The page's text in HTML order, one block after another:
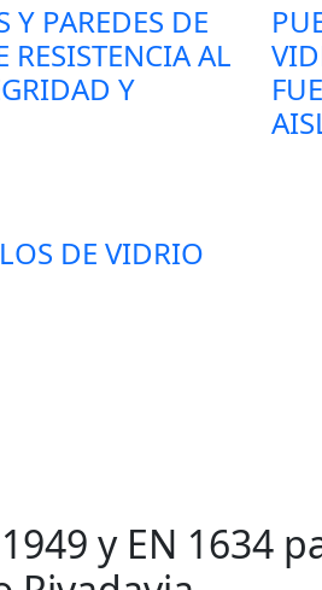
Y PAREDES DE
AL
Y
DE VIDRIO
y EN 1634